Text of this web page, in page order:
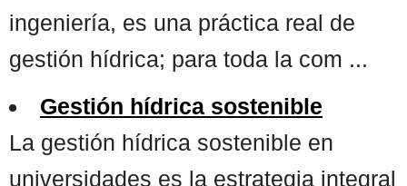
ingeniería, es una práctica real de
gestión hídrica; para toda la com ...
Gestión hídrica sostenible
La gestión hídrica sostenible en
universidades es la estrategia integral